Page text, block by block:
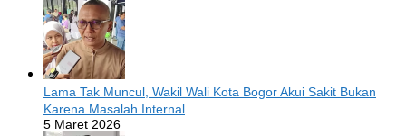
Lama Tak Muncul, Wakil Wali Kota Bogor Akui Sakit Bukan
Karena Masalah Internal
5 Maret 2026